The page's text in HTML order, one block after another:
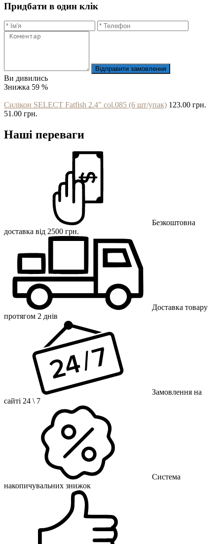
Придбати в один клік
Відправити замовлення
Ви дивились
Знижка 59 %
Силікон SELECT Fatfish 2.4" col.085 (6 шт/упак) 123.00 грн.
51.00 грн.
Наші переваги
Безкоштовна
доставка від 2500 грн.
Доставка товару
протягом 2 днів
Замовлення на
сайті 24 \ 7
Система
накопичувальних знижок